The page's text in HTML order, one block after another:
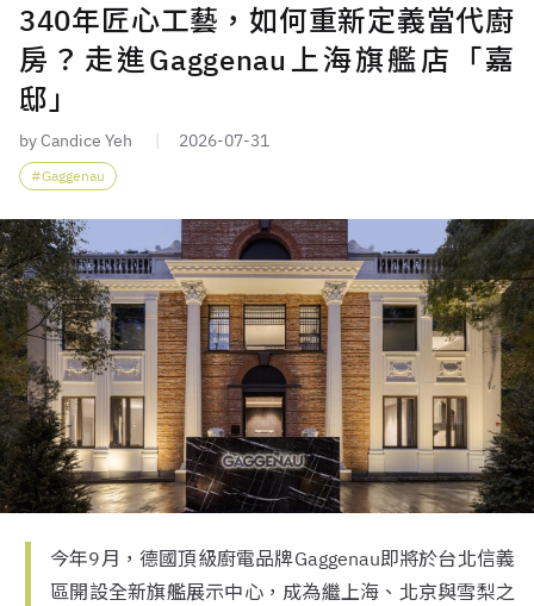
340年匠心工藝，如何重新定義當代廚
房？走進Gaggenau上海旗艦店「嘉
邸」
by Candice Yeh 2026-07-31
Gaggenau
今年9月，德國頂級廚電品牌Gaggenau即將於台北信義
區開設全新旗艦展示中心，成為繼上海、北京與雪梨之